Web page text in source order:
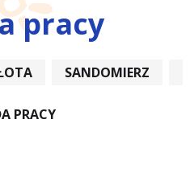
pracy
SANDOMIERZ
PRACY